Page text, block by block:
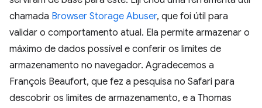
chamada Browser Storage Abuser, que foi útil para
validar o comportamento atual. Ela permite armazenar o
máximo de dados possível e conferir os limites de
armazenamento no navegador. Agradecemos a
François Beaufort, que fez a pesquisa no Safari para
descobrir os limites de armazenamento, e a Thomas